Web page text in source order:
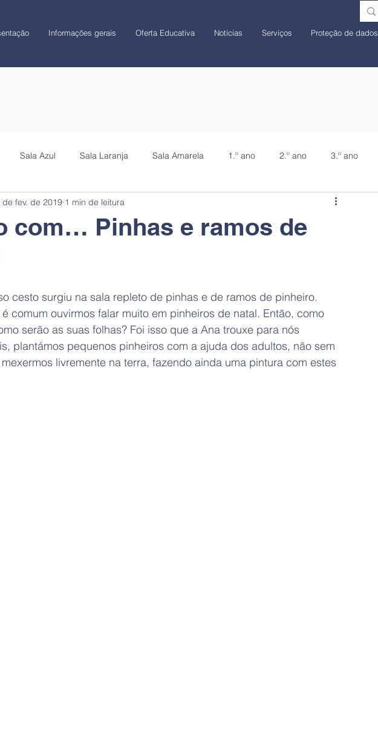
Informações gerais Oferta Educativa Notícias Serviços Proteção de dados
Sala Azul Sala Laranja Sala Amarela 1.º ano 2.º ano 3.º ano
CATL Colégio
com… Pinhas e ramos de
de fev. de 2019 1 min de leitura
cesto surgiu na sala repleto de pinhas e de ramos de pinheiro.
comum ouvirmos falar muito em pinheiros de natal. Então, como
serão as suas folhas? Foi isso que a Ana trouxe para nós
plantámos pequenos pinheiros com a ajuda dos adultos, não sem
livremente na terra, fazendo ainda uma pintura com estes